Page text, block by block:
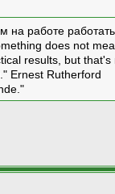
на работе
does not
results, but
Ernest Rutherford